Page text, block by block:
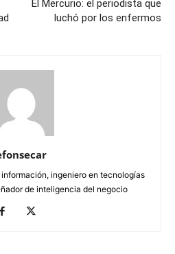
El Mercurio: el periodista que
luchó por los enfermos
ingeniero en tecnologías
de inteligencia del negocio